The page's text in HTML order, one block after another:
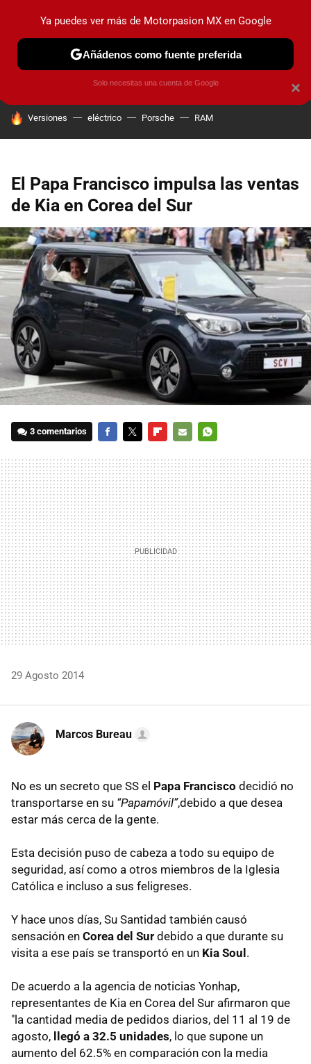
PRUEBAS INDUSTRIA HOY NO CIRCULA
HOY SE HABLA DE
Versiones eléctrico Porsche RAM
El Papa Francisco impulsa las ventas
de Kia en Corea del Sur
3 comentarios
MAIL
29 Agosto 2014
Marcos Bureau
No es un secreto que SS el Papa Francisco decidió no
transportarse en su “Papamóvil”,debido a que desea
estar más cerca de la gente.
Esta decisión puso de cabeza a todo su equipo de
seguridad, así como a otros miembros de la Iglesia
Católica e incluso a sus feligreses.
Y hace unos días, Su Santidad también causó
sensación en Corea del Sur debido a que durante su
visita a ese país se transportó en un Kia Soul.
De acuerdo a la agencia de noticias Yonhap,
representantes de Kia en Corea del Sur afirmaron que
"la cantidad media de pedidos diarios, del 11 al 19 de
agosto, llegó a 32.5 unidades, lo que supone un
aumento del 62.5% en comparación con la media
×
Ya puedes ver más de Motorpasion MX en Google
Añádenos como fuente preferida
Solo necesitas una cuenta de Google